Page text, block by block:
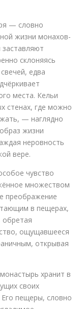
— словно
жизни монахов-
склоняясь
едва
места. Кельи
стенах, где можно
— наглядно
жизни
неровность
вере.
чувство
множеством
преображение
в пещерах,
обретая
ощущавшееся
открывая
хранит в
своих
Его пещеры, словно